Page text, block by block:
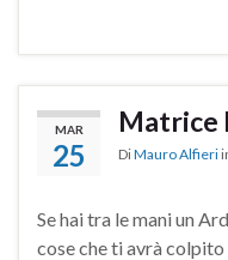
MAR
25
Matrice
DiMauro Alfieri
Se hai tra le mani un
cose che ti avrà